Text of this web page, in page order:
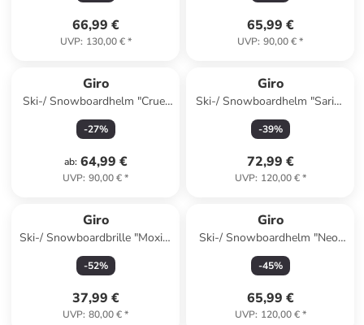
66,99 €
UVP: 130,00 €*
65,99 €
UVP: 90,00 €*
Giro
Ski-/ Snowboardhelm "Crue"
in Limette
-27%
ab: 64,99 €
UVP: 90,00 €*
Giro
Ski-/ Snowboardhelm "Sario"
in Schwarz
-39%
72,99 €
UVP: 120,00 €*
Giro
Ski-/ Snowboardbrille "Moxie"
in Lila
-52%
37,99 €
UVP: 80,00 €*
Giro
Ski-/ Snowboardhelm "Neo"
in Pink
-45%
65,99 €
UVP: 120,00 €*